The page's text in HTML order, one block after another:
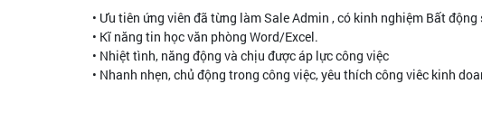
• Ưu tiên ứng viên đã từng làm Sale Admin , có kinh nghiệm Bất động
• Kĩ năng tin học văn phòng Word/Excel.
• Nhiệt tình, năng động và chịu được áp lực công việc
• Nhanh nhẹn, chủ động trong công việc, yêu thích công viêc kinh